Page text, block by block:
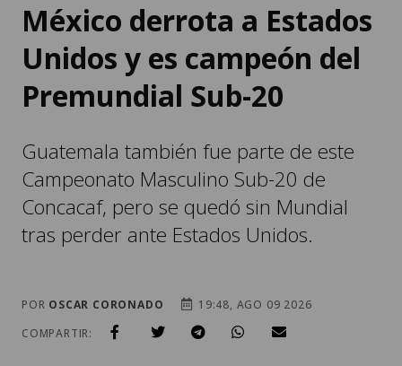
México derrota a Estados
Unidos y es campeón del
Premundial Sub-20
Guatemala también fue parte de este
Campeonato Masculino Sub-20 de
Concacaf, pero se quedó sin Mundial
tras perder ante Estados Unidos.
POR OSCAR CORONADO
19:48, AGO 09 2026
COMPARTIR: